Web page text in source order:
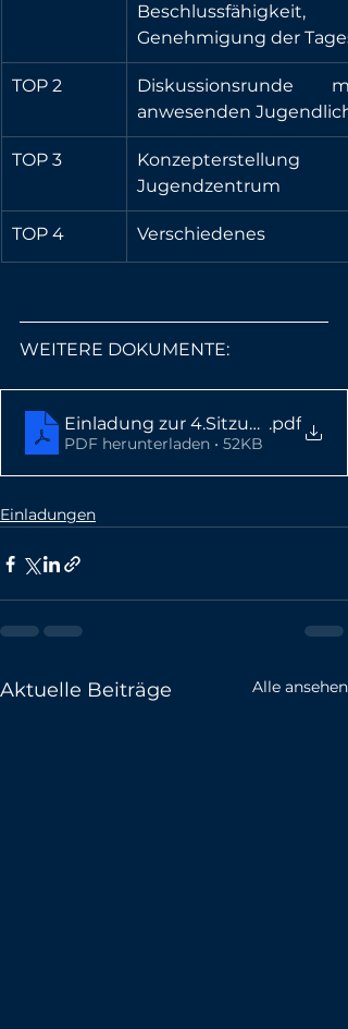
Beschlussfähigkeit,
Genehmigung der
TOP 2
Diskussionsrunde
anwesenden
TOP 3
Konzepterstellung
Jugendzentrum
TOP 4 Verschiedenes
WEITERE DOKUMENTE:
Einladung zur 4.Sitzung.pdf
PDF herunterladen • 52KB
Einladungen
Aktuelle Beiträge Alle ansehen